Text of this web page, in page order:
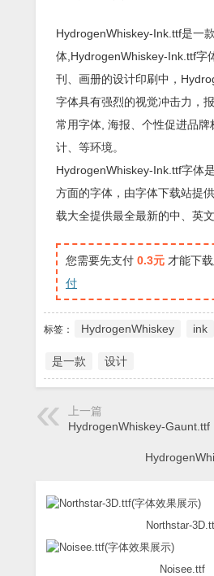
HydrogenWhiskey-Ink.ttf是一
体,HydrogenWhiskey-Ink.ttf字
刊、画册的设计印刷中，
字体具有强烈的视觉冲击力，
常用字体, 海报、个性促进品牌
计、等环境。
HydrogenWhiskey-Ink.ttf字体
方面的字体，由字体下载站提
载大全提供最全最新的中、英文
您需要先支付 0.3元 才能下
付
标签： HydrogenWhiskey ink
是一款 设计
上一篇
HydrogenWhiskey-Gaunt.ttf
Northstar-
Noisee.ttf